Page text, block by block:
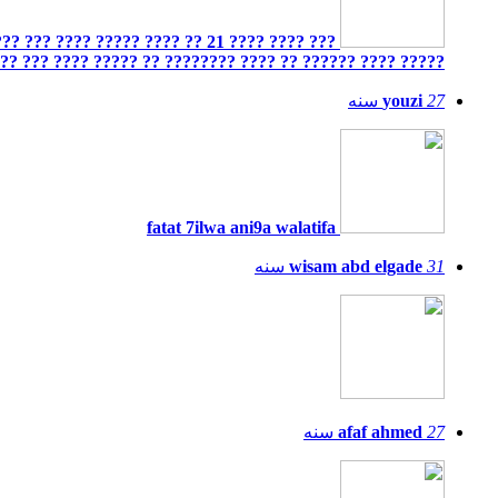
???? ?????? ?? ???? ???????? ?? ????? ???? ??? ????
youzi 27 سنه
wisam abd elgade 31 سنه
afaf ahmed 27 سنه